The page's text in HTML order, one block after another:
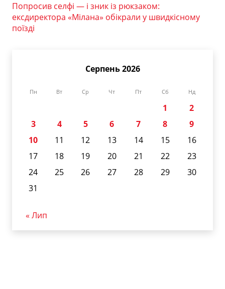
Попросив селфі — і зник із рюкзаком:
ексдиректора «Мілана» обікрали у швидкісному
поїзді
Серпень 2026
Пн Вт Ср Чт Пт Сб Нд
1
2
3
4 5 6 7 8
9
10
11 12 13 14 15
16
17
18 19 20 21 22
23
24
25 26 27 28 29
30
31
« Лип